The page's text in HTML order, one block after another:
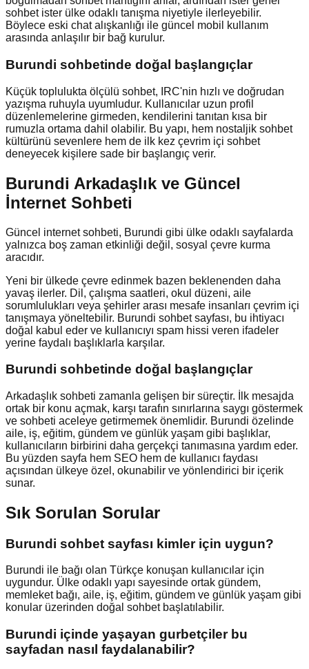
sohbet ister ülke odaklı tanışma niyetiyle ilerleyebilir.
Böylece eski chat alışkanlığı ile güncel mobil kullanım
arasında anlaşılır bir bağ kurulur.
Burundi sohbetinde doğal başlangıçlar
Küçük toplulukta ölçülü sohbet, IRC'nin hızlı ve doğrudan
yazışma ruhuyla uyumludur. Kullanıcılar uzun profil
düzenlemelerine girmeden, kendilerini tanıtan kısa bir
rumuzla ortama dahil olabilir. Bu yapı, hem nostaljik sohbet
kültürünü sevenlere hem de ilk kez çevrim içi sohbet
deneyecek kişilere sade bir başlangıç verir.
Burundi Arkadaşlık ve Güncel
İnternet Sohbeti
Güncel internet sohbeti, Burundi gibi ülke odaklı sayfalarda
yalnızca boş zaman etkinliği değil, sosyal çevre kurma
aracıdır.
Yeni bir ülkede çevre edinmek bazen beklenenden daha
yavaş ilerler. Dil, çalışma saatleri, okul düzeni, aile
sorumlulukları veya şehirler arası mesafe insanları çevrim içi
tanışmaya yöneltebilir. Burundi sohbet sayfası, bu ihtiyacı
doğal kabul eder ve kullanıcıyı spam hissi veren ifadeler
yerine faydalı başlıklarla karşılar.
Burundi sohbetinde doğal başlangıçlar
Arkadaşlık sohbeti zamanla gelişen bir süreçtir. İlk mesajda
ortak bir konu açmak, karşı tarafın sınırlarına saygı göstermek
ve sohbeti aceleye getirmemek önemlidir. Burundi özelinde
aile, iş, eğitim, gündem ve günlük yaşam gibi başlıklar,
kullanıcıların birbirini daha gerçekçi tanımasına yardım eder.
Bu yüzden sayfa hem SEO hem de kullanıcı faydası
açısından ülkeye özel, okunabilir ve yönlendirici bir içerik
sunar.
Sık Sorulan Sorular
Burundi sohbet sayfası kimler için uygun?
Burundi ile bağı olan Türkçe konuşan kullanıcılar için
uygundur. Ülke odaklı yapı sayesinde ortak gündem,
memleket bağı, aile, iş, eğitim, gündem ve günlük yaşam gibi
konular üzerinden doğal sohbet başlatılabilir.
Burundi içinde yaşayan gurbetçiler bu
sayfadan nasıl faydalanabilir?